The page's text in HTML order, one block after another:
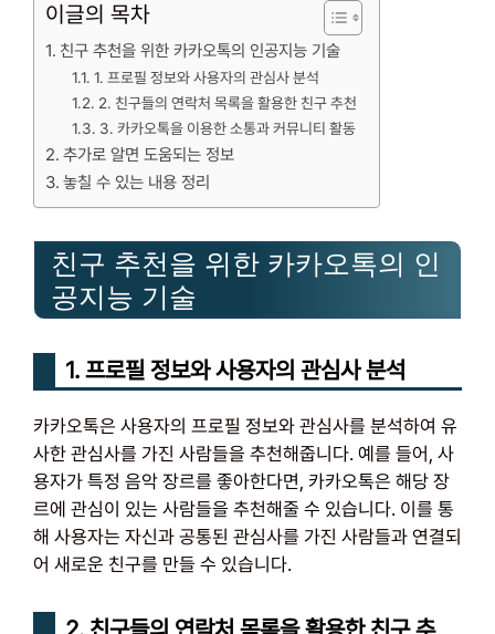
이글의 목차
친구 추천을 위한 카카오톡의 인공지능 기술
1. 프로필 정보와 사용자의 관심사 분석
2. 친구들의 연락처 목록을 활용한 친구 추천
3. 카카오톡을 이용한 소통과 커뮤니티 활동
추가로 알면 도움되는 정보
놓칠 수 있는 내용 정리
친구 추천을 위한 카카오톡의 인
공지능 기술
1. 프로필 정보와 사용자의 관심사 분석
카카오톡은 사용자의 프로필 정보와 관심사를 분석하여 유
사한 관심사를 가진 사람들을 추천해줍니다. 예를 들어, 사
용자가 특정 음악 장르를 좋아한다면, 카카오톡은 해당 장
르에 관심이 있는 사람들을 추천해줄 수 있습니다. 이를 통
해 사용자는 자신과 공통된 관심사를 가진 사람들과 연결되
어 새로운 친구를 만들 수 있습니다.